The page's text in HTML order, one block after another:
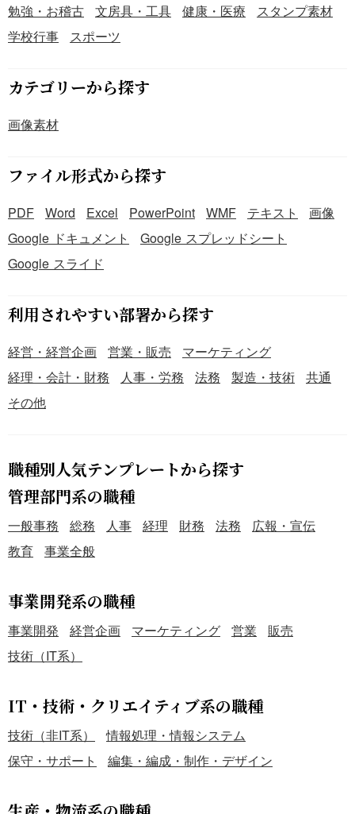
勉強・お稽古
文房具・工具 健康・医療
スタンプ素材
学校行事
スポーツ
カテゴリーから探す
画像素材
ファイル形式から探す
PDF Word Excel PowerPoint WMF テキスト
画像
Google ドキュメント
Google スプレッドシート
Google スライド
利用されやすい部署から探す
経営・経営企画 営業・販売
マーケティング
経理・会計・財務
人事・労務 法務 製造・技術
共通
その他
職種別人気テンプレートから探す
管理部門系の職種
一般事務 総務 人事 経理 財務 法務
広報・宣伝
教育
事業全般
事業開発系の職種
事業開発 経営企画 マーケティング 営業
販売
技術（IT系）
IT・技術・クリエイティブ系の職種
技術（非IT系）
情報処理・情報システム
保守・サポート
編集・編成・制作・デザイン